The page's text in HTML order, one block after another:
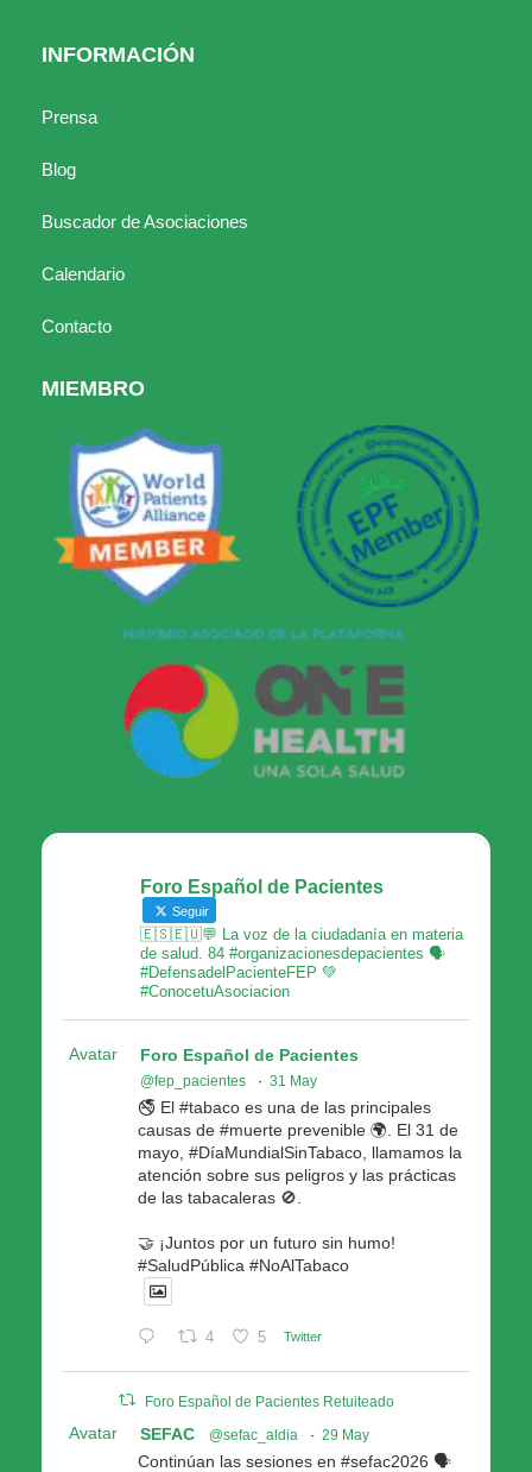
INFORMACIÓN
Prensa
Blog
Buscador de Asociaciones
Calendario
Contacto
MIEMBRO
Foro Español de Pacientes
Seguir
🇪🇸🇪🇺💬 La voz de la ciudadanía en materia
de salud. 84 #organizacionesdepacientes 🗣
#DefensadelPacienteFEP 💚
#ConocetuAsociacion
Avatar Foro Español de Pacientes
@fep_pacientes · 31 May
🚭 El #tabaco es una de las principales
causas de #muerte prevenible 🌍. El 31 de
mayo, #DíaMundialSinTabaco, llamamos la
atención sobre sus peligros y las prácticas
de las tabacaleras 🚫.
🤝 ¡Juntos por un futuro sin humo!
#SaludPública #NoAlTabaco
4 5 Twitter
Foro Español de Pacientes Retuiteado
Avatar SEFAC @sefac_aldia · 29 May
Continúan las sesiones en #sefac2026 🗣️